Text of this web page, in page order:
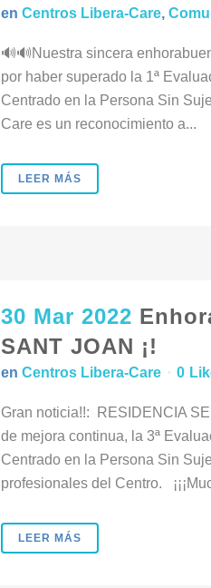
en Centros Libera-Care,
🔊🔊Nuestra sincera
por haber superado la 1ª
Centrado en la Persona Sin
Care es un reconocimiento a...
LEER MÁS
30 Mar 2022
SANT JOAN ¡!
en Centros Libera-Care 0
Gran noticia!!: RESIDENCIA
de mejora continua, la 3ª
Centrado en la Persona Sin
profesionales del Centro.
LEER MÁS